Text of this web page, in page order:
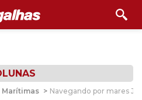
Marítimas > Navegando por mares